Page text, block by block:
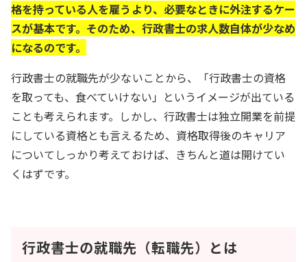
格を持っている人を雇うより、必要なときに外注するケー
スが基本です。そのため、行政書士の求人数自体が少なめ
になるのです。
行政書士の就職先が少ないことから、「行政書士の資格
を取っても、食べていけない」というイメージが出ている
ことも考えられます。しかし、行政書士は独立開業を前提
にしている資格とも言えるため、資格取得後のキャリア
についてしっかり考えておけば、きちんと道は開けてい
くはずです。
行政書士の就職先（転職先）とは